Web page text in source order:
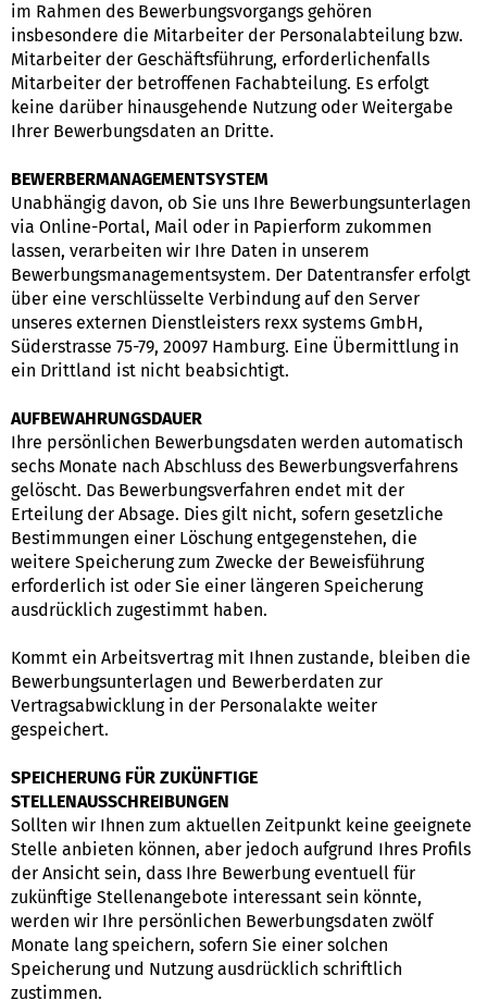
im Rahmen des Bewerbungsvorgangs gehören
insbesondere die Mitarbeiter der Personalabteilung bzw.
Mitarbeiter der Geschäftsführung, erforderlichenfalls
Mitarbeiter der betroffenen Fachabteilung. Es erfolgt
keine darüber hinausgehende Nutzung oder Weitergabe
Ihrer Bewerbungsdaten an Dritte.
BEWERBERMANAGEMENTSYSTEM
Unabhängig davon, ob Sie uns Ihre Bewerbungsunterlagen
via Online-Portal, Mail oder in Papierform zukommen
lassen, verarbeiten wir Ihre Daten in unserem
Bewerbungsmanagementsystem. Der Datentransfer erfolgt
über eine verschlüsselte Verbindung auf den Server
unseres externen Dienstleisters rexx systems GmbH,
Süderstrasse 75-79, 20097 Hamburg. Eine Übermittlung in
ein Drittland ist nicht beabsichtigt.
AUFBEWAHRUNGSDAUER
Ihre persönlichen Bewerbungsdaten werden automatisch
sechs Monate nach Abschluss des Bewerbungsverfahrens
gelöscht. Das Bewerbungsverfahren endet mit der
Erteilung der Absage. Dies gilt nicht, sofern gesetzliche
Bestimmungen einer Löschung entgegenstehen, die
weitere Speicherung zum Zwecke der Beweisführung
erforderlich ist oder Sie einer längeren Speicherung
ausdrücklich zugestimmt haben.
Kommt ein Arbeitsvertrag mit Ihnen zustande, bleiben die
Bewerbungsunterlagen und Bewerberdaten zur
Vertragsabwicklung in der Personalakte weiter
gespeichert.
SPEICHERUNG FÜR ZUKÜNFTIGE
STELLENAUSSCHREIBUNGEN
Sollten wir Ihnen zum aktuellen Zeitpunkt keine geeignete
Stelle anbieten können, aber jedoch aufgrund Ihres Profils
der Ansicht sein, dass Ihre Bewerbung eventuell für
zukünftige Stellenangebote interessant sein könnte,
werden wir Ihre persönlichen Bewerbungsdaten zwölf
Monate lang speichern, sofern Sie einer solchen
Speicherung und Nutzung ausdrücklich schriftlich
zustimmen.